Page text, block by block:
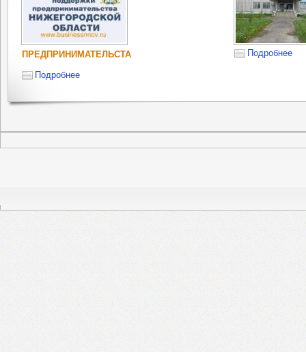
ПРЕДПРИНИМАТЕЛЬСТА
Подробнее
Подробнее